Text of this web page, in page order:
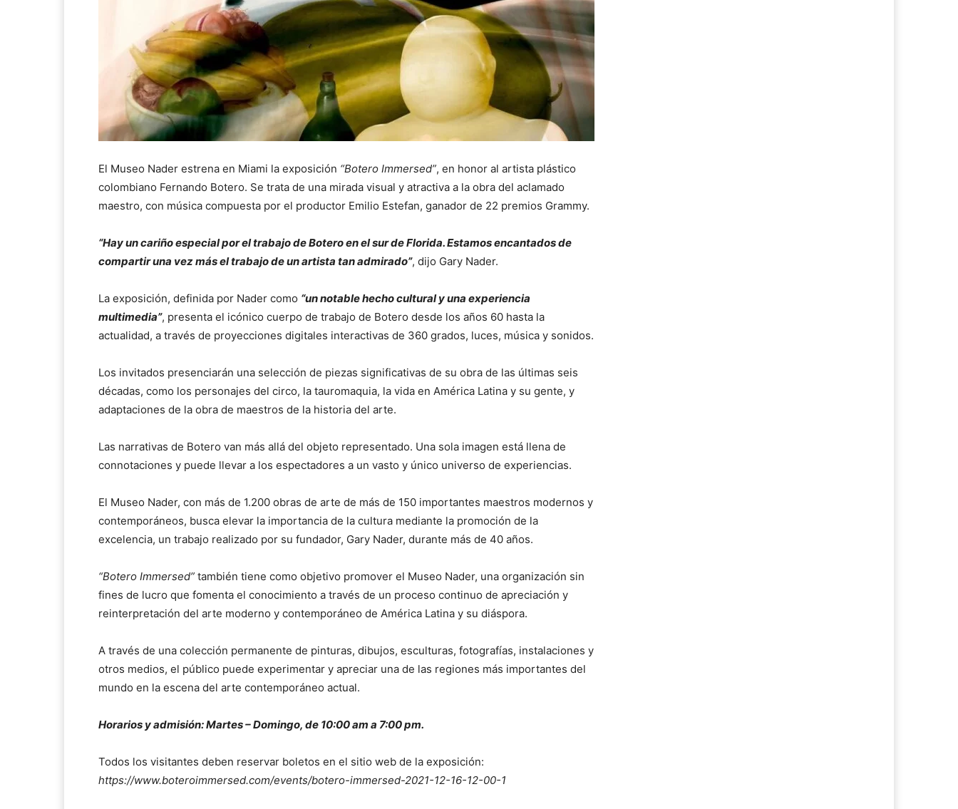
El Museo Nader estrena en Miami la exposición “Botero Immersed”, en honor al artista plástico
colombiano Fernando Botero. Se trata de una mirada visual y atractiva a la obra del aclamado
maestro, con música compuesta por el productor Emilio Estefan, ganador de 22 premios Grammy.
“Hay un cariño especial por el trabajo de Botero en el sur de Florida. Estamos encantados de
compartir una vez más el trabajo de un artista tan admirado”, dijo Gary Nader.
La exposición, definida por Nader como “un notable hecho cultural y una experiencia
multimedia”, presenta el icónico cuerpo de trabajo de Botero desde los años 60 hasta la
actualidad, a través de proyecciones digitales interactivas de 360 grados, luces, música y sonidos.
Los invitados presenciarán una selección de piezas significativas de su obra de las últimas seis
décadas, como los personajes del circo, la tauromaquia, la vida en América Latina y su gente, y
adaptaciones de la obra de maestros de la historia del arte.
Las narrativas de Botero van más allá del objeto representado. Una sola imagen está llena de
connotaciones y puede llevar a los espectadores a un vasto y único universo de experiencias.
El Museo Nader, con más de 1.200 obras de arte de más de 150 importantes maestros modernos y
contemporáneos, busca elevar la importancia de la cultura mediante la promoción de la
excelencia, un trabajo realizado por su fundador, Gary Nader, durante más de 40 años.
“Botero Immersed” también tiene como objetivo promover el Museo Nader, una organización sin
fines de lucro que fomenta el conocimiento a través de un proceso continuo de apreciación y
reinterpretación del arte moderno y contemporáneo de América Latina y su diáspora.
A través de una colección permanente de pinturas, dibujos, esculturas, fotografías, instalaciones y
otros medios, el público puede experimentar y apreciar una de las regiones más importantes del
mundo en la escena del arte contemporáneo actual.
Horarios y admisión: Martes – Domingo, de 10:00 am a 7:00 pm.
Todos los visitantes deben reservar boletos en el sitio web de la exposición:
https://www.boteroimmersed.com/events/botero-immersed-2021-12-16-12-00-1